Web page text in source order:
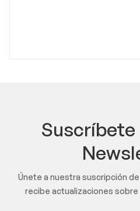
Suscríbete
Únete a nuestra suscripción
recibe actualizaciones